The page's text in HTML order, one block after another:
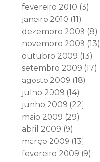
fevereiro 2010 (3)
janeiro 2010 (11)
dezembro 2009 (8)
novembro 2009 (13)
outubro 2009 (13)
setembro 2009 (17)
agosto 2009 (18)
julho 2009 (14)
junho 2009 (22)
maio 2009 (29)
abril 2009 (9)
março 2009 (13)
fevereiro 2009 (9)